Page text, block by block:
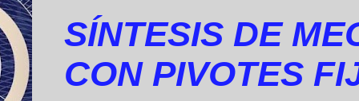
SÍNTESIS DE
CON PIVOTES